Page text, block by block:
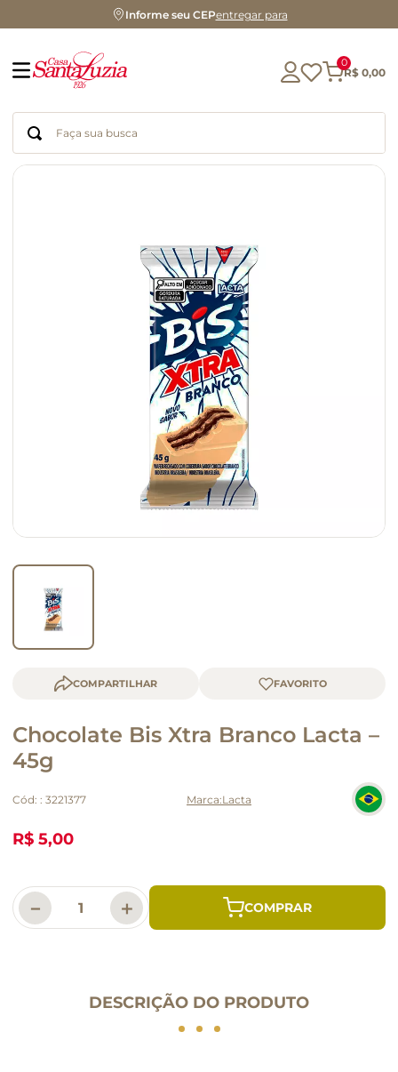
Informe seu CEPentregar para
0
R$ 0,00
Faça sua busca
COMPARTILHAR
Chocolate Bis Xtra Branco Lacta –
45g
Cód: : 3221377 Lacta
R$ 5,00
＋
－
DESCRIÇÃO DO PRODUTO